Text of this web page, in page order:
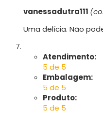
vanessadutra111
Uma delícia. Não
Atendimento:
5 de 5
Embalagem:
5 de 5
Produto:
5 de 5